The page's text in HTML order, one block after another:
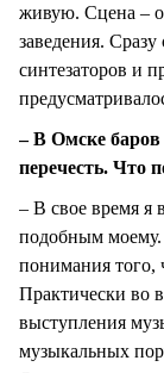
живую. Сцена –
заведения. Сразу
синтезаторов и
– В Омске баров
перечесть. Что
– В свое время я
подобным моему.
понимания того,
Практически во
выступления
музыкальных